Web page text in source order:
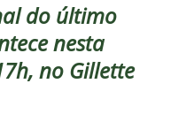
do último
nesta
no Gillette